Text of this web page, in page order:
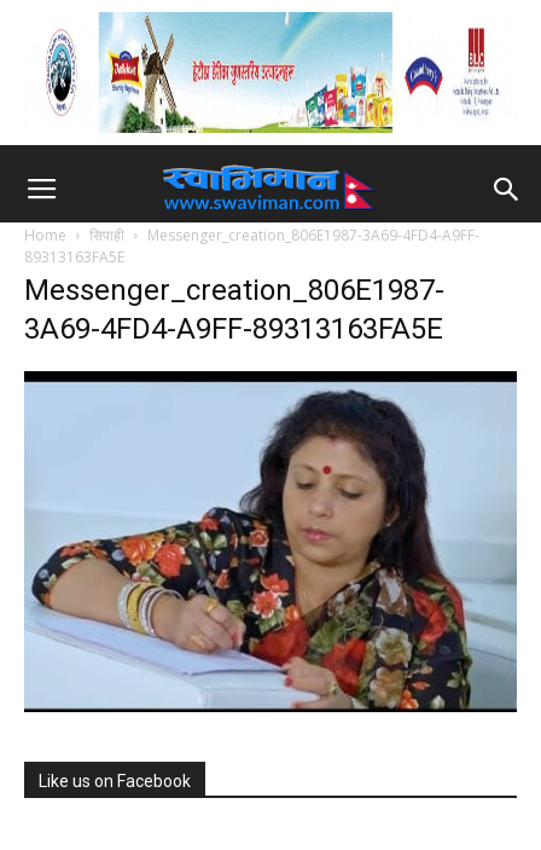
Home सिपाही
Messenger_creation_806E1987-3A69-4FD4-A9FF-
89313163FA5E
Messenger_creation_806E1987-
3A69-4FD4-A9FF-89313163FA5E
Like us on Facebook